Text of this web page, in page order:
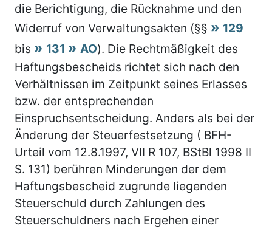
die Berichtigung, die Rücknahme und den
Widerruf von Verwaltungsakten (§§
129
bis
131 AO). Die Rechtmäßigkeit des
Haftungsbescheids richtet sich nach den
Verhältnissen im Zeitpunkt seines Erlasses
bzw. der entsprechenden
Einspruchsentscheidung. Anders als bei der
Änderung der Steuerfestsetzung ( BFH-
Urteil vom 12.8.1997, VII R 107, BStBl 1998 II
S. 131) berühren Minderungen der dem
Haftungsbescheid zugrunde liegenden
Steuerschuld durch Zahlungen des
Steuerschuldners nach Ergehen einer